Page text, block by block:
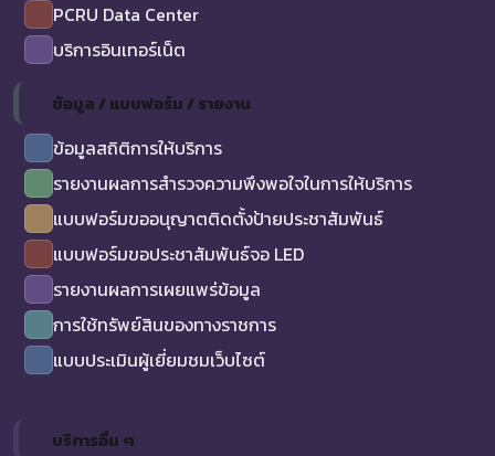
PCRU Data Center
บริการอินเทอร์เน็ต
ข้อมูล / แบบฟอร์ม / รายงาน
ข้อมูลสถิติการให้บริการ
รายงานผลการสำรวจความพึงพอใจในการให้บริการ
แบบฟอร์มขออนุญาตติดตั้งป้ายประชาสัมพันธ์
แบบฟอร์มขอประชาสัมพันธ์จอ LED
รายงานผลการเผยแพร่ข้อมูล
การใช้ทรัพย์สินของทางราชการ
แบบประเมินผู้เยี่ยมชมเว็บไซต์
บริการอื่น ๆ